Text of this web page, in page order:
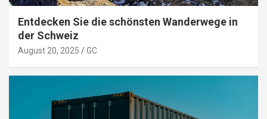
Entdecken Sie die schönsten Wanderwege in
der Schweiz
August 20, 2025 GC